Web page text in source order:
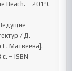
Beach. – 2019.
/ Д.
Е. Матвеева]. –
– ISBN